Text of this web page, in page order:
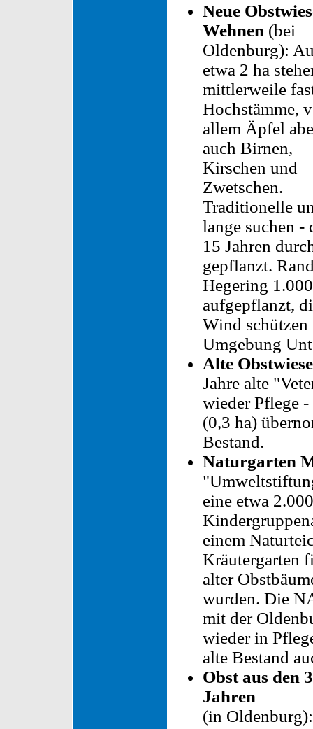
Neue
Wehnen (bei
Oldenburg):
etwa 2 ha
mittlerweile
Hochstämme,
allem Äpfel
auch Birnen,
Kirschen und
Zwetschen.
Traditionelle
lange suchen -
15 Jahren
gepflanzt.
Hegering
aufgepflanzt,
Wind schützen
Umgebung
Alte
Jahre alte
wieder Pflege
(0,3 ha)
Bestand.
Naturgarten
eine etwa
einem
Kräutergarten
alter
wurden. Die
mit der
wieder in
alte Bestand
Obst aus den
Jahren
(in